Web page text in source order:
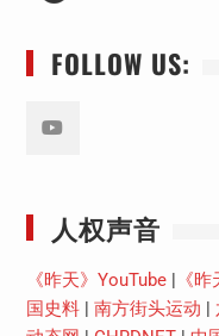
FOLLOW US:
人权声音
《昨天》YouTube| 《
国史料| 南方街头运动